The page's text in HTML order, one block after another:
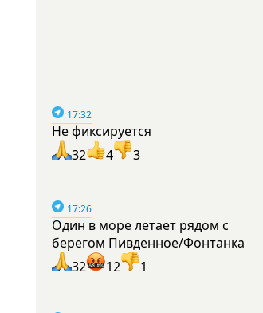
17:32
Не фиксируется
32
4 3
17:26
Один в море летает рядом с
берегом Пивденное/Фонтанка
32
12 1